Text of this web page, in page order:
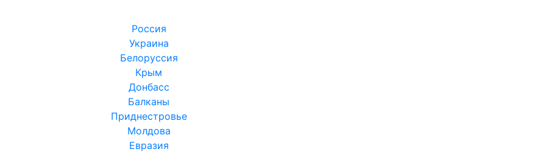
Россия
Украина
Белоруссия
Крым
Донбасс
Балканы
Приднестровье
Молдова
Евразия